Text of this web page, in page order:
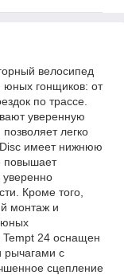
велосипед
юных гонщиков: от
по трассе.
уверенную
легко
Disc имеет нижнюю
повышает
уверенно
Кроме того,
монтаж и
юных
24 оснащен
рычагами с
сцепление